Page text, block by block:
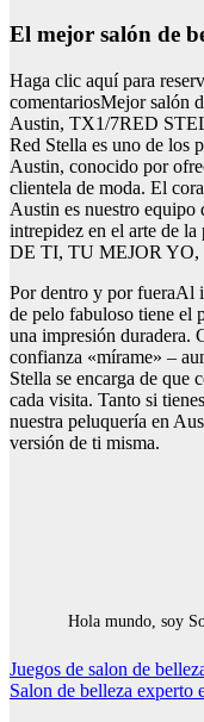
El mejor salón de
Haga clic aquí para
comentariosMejor salón
Austin, TX1/7RED
Red Stella es uno de los
Austin, conocido por
clientela de moda. El
Austin es nuestro equipo
intrepidez en el arte de
DE TI, TU MEJOR YO,
Por dentro y por fueraAl
de pelo fabuloso tiene el
una impresión duradera.
confianza «mírame» –
Stella se encarga de que
cada visita. Tanto si
nuestra peluquería en
versión de ti misma.
Hola mundo, soy
Navegación
de
Juegos de salon de
Salon de belleza experto